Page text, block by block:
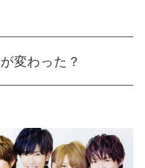
変わった？